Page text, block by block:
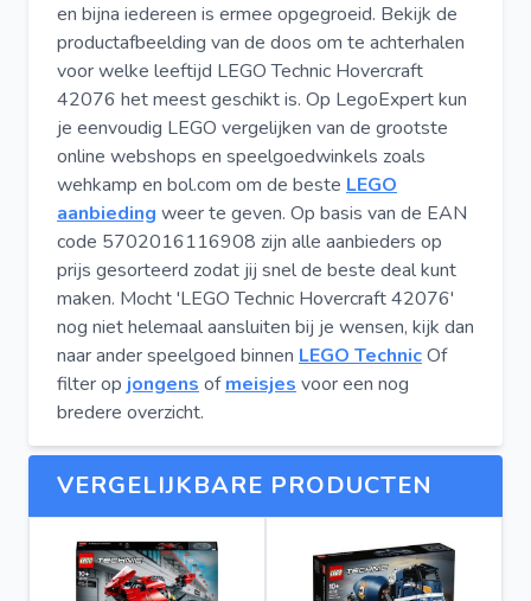
en bijna iedereen is ermee opgegroeid. Bekijk de
productafbeelding van de doos om te achterhalen
voor welke leeftijd LEGO Technic Hovercraft
42076 het meest geschikt is. Op LegoExpert kun
je eenvoudig LEGO vergelijken van de grootste
online webshops en speelgoedwinkels zoals
wehkamp en bol.com om de beste LEGO
aanbieding weer te geven. Op basis van de EAN
code 5702016116908 zijn alle aanbieders op
prijs gesorteerd zodat jij snel de beste deal kunt
maken. Mocht 'LEGO Technic Hovercraft 42076'
nog niet helemaal aansluiten bij je wensen, kijk dan
naar ander speelgoed binnen LEGO TechnicOf
filter op jongens ofmeisjes voor een nog
bredere overzicht.
VERGELIJKBARE PRODUCTEN